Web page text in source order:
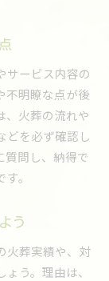
サービス内容の
不明瞭な点が後
、火葬の流れや
どを必ず確認し
質問し、納得で
。
う
火葬実績や、対
う。理由は、